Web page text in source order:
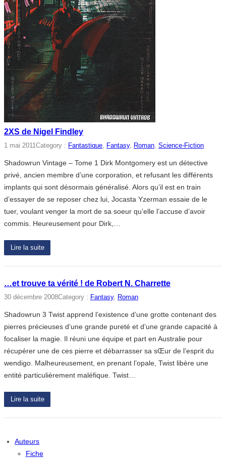
2XS de Nigel Findley
1 mai 2011Category : Fantastique, Fantasy, Roman, Science-Fiction
Shadowrun Vintage – Tome 1 Dirk Montgomery est un détective
privé, ancien membre d’une corporation, et refusant les différents
implants qui sont désormais généralisé. Alors qu’il est en train
d’essayer de se reposer chez lui, Jocasta Yzerman essaie de le
tuer, voulant venger la mort de sa soeur qu’elle l’accuse d’avoir
commis. Heureusement pour Dirk,…
Lire la suite
…et trouve ta vérité ! de Robert N. Charrette
30 décembre 2008Category : Fantasy, Roman
Shadowrun 3 Twist apprend l’existence d’une grotte contenant des
pierres précieuses d’une grande pureté et d’une grande capacité à
focaliser la magie. Il réuni une équipe et part en Australie pour
récupérer une de ces pierre et débarrasser sa sŒur de l’esprit du
wendigo. Malheureusement, en prenant l’opale, Twist libère une
entité particulièrement maléfique. Twist…
Lire la suite
Auteurs
Fiche